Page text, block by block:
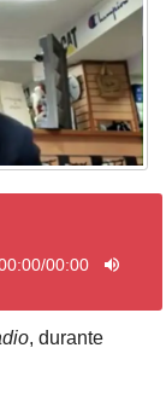
/00:00
, durante